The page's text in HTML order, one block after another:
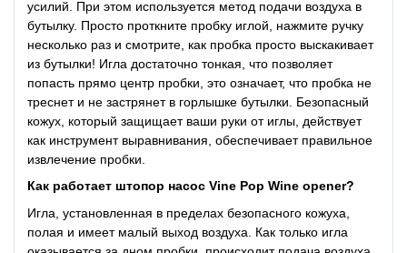
усилий. При этом используется метод подачи воздуха в
бутылку. Просто проткните пробку иглой, нажмите ручку
несколько раз и смотрите, как пробка просто выскакивает
из бутылки! Игла достаточно тонкая, что позволяет
попасть прямо центр пробки, это означает, что пробка не
треснет и не застрянет в горлышке бутылки. Безопасный
кожух, который защищает ваши руки от иглы, действует
как инструмент выравнивания, обеспечивает правильное
извлечение пробки.
Как работает штопор насос Vine Pop Wine opener?
Игла, установленная в пределах безопасного кожуха,
полая и имеет малый выход воздуха. Как только игла